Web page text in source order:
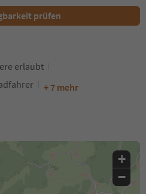
prüfen
erlaubt
+ 7 mehr
+
−